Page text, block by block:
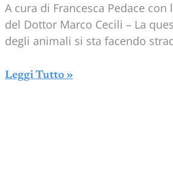
A cura di Francesca Pedace
del Dottor Marco Cecili – La
degli animali si sta facendo
Leggi Tutto »